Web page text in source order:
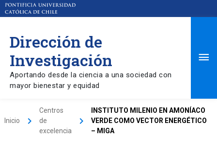
Dirección de
Investigación
Aportando desde la ciencia a una sociedad con
mayor bienestar y equidad
Inicio keyboard_arrow_right
Centros
de
excelencia
keyboard_arrow_right
INSTITUTO MILENIO EN AMONÍACO
VERDE COMO VECTOR ENERGÉTICO
– MIGA